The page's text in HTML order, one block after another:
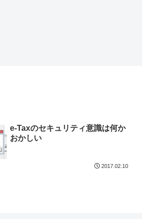
e-Taxのセキュリティ意識は何か
おかしい
2017.02.10